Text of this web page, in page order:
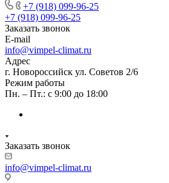
+7 (918) 099-96-25
+7 (918) 099-96-25
Заказать звонок
E-mail
info@vimpel-climat.ru
Адрес
г. Новороссийск ул. Советов 2/6
Режим работы
Пн. – Пт.: с 9:00 до 18:00
Заказать звонок
info@vimpel-climat.ru